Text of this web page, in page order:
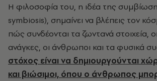
Η φιλοσοφία του, η ιδέα της
symbiosis), σημαίνει να βλέπεις τον
πώς συνδέονται τα ζωντανά στοιχεία,
ανάγκες, οι άνθρωποι και τα φυσικά
στόχος είναι να δημιουργούνται
και βιώσιμοι, όπου ο άνθρωπος